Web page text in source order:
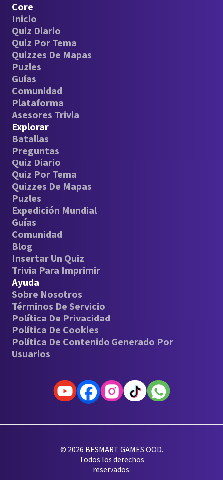
Core
Inicio
Quiz Diario
Quiz Por Tema
Quizzes De Mapas
Puzles
Guías
Comunidad
Plataforma
Asesores Trivia
Explorar
Batallas
Preguntas
Quiz Diario
Quiz Por Tema
Quizzes De Mapas
Puzles
Expedición Mundial
Guías
Comunidad
Blog
Insertar Un Quiz
Trivia Para Imprimir
Ayuda
Sobre Nosotros
Términos De Servicio
Política De Privacidad
Política De Cookies
Política De Contenido Generado Por
Usuarios
© 2026 BESMART GAMES OOD.
Todos los derechos
reservados.